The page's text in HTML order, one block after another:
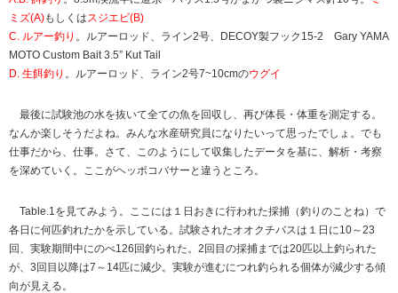
ミズ(A)もしくは スジエビ(B)
C. ルアー釣り 。ルアーロッド、ライン2号、DECOY製フック15-2 Gary YAMA
MOTO Custom Bait 3.5” Kut Tail
D. 生餌釣り 。ルアーロッド、ライン2号7~10cmのウグイ
最後に試験池の水を抜いて全ての魚を回収し、再び体長・体重を測定する。
なんか楽しそうだよね。みんな水産研究員になりたいって思ったでしょ。でも
仕事だから、仕事。さて、このようにして収集したデータを基に、解析・考察
を深めていく。ここがヘッポコバサーと違うところ。
Table.1を見てみよう。ここには１日おきに行われた採捕（釣りのことね）で
各日に何匹釣れたかを示している。試験されたオオクチバスは１日に10～23
回、実験期間中にのべ126回釣られた。2回目の採捕までは20匹以上釣られた
が、3回目以降は7～14匹に減少。実験が進むにつれ釣られる個体が減少する傾
向が見える。